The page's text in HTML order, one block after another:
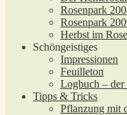
Rosenpark
Rosenpark
Herbst im
Schöngeistiges
Impressionen
Feuilleton
Logbuch –
Tipps & Tricks
Pflanzung mit